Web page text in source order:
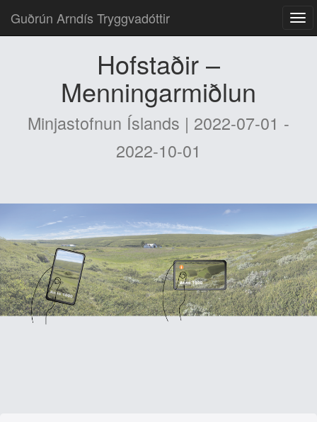
Guðrún Arndís Tryggvadóttir
Hofstaðir –
Menningarmiðlun
Minjastofnun Íslands | 2022-07-01 -
2022-10-01